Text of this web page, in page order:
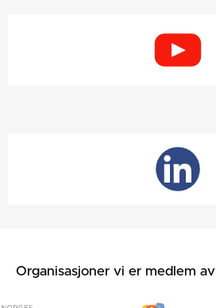
Organisasjoner vi er medlem av